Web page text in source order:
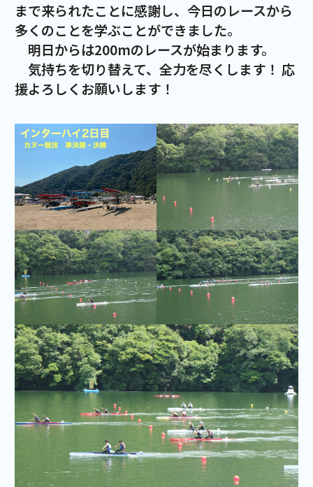
まで来られたことに感謝し、今日のレースから
多くのことを学ぶことができました。
明日からは200mのレースが始まります。
気持ちを切り替えて、全力を尽くします！ 応
援よろしくお願いします！